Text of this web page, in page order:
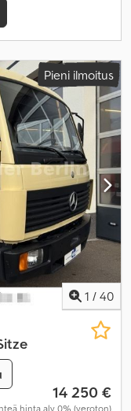
Pieni ilmoitus
1 / 40
14 250 €
hinta alv 0% (veroton)